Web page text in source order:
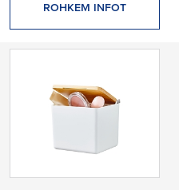
ROHKEM INFOT